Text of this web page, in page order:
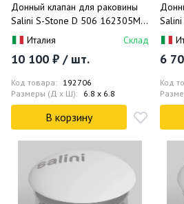
Донный клапан для раковины
Salini S-Stone D 506 162305MF
(покраска по RAL, матовый),
Италия Склад
10 100 ₽ / шт.
Код товара: 192706
Размеры (Д x Ш): 6.8 x 6.8
В корзину
6
Код